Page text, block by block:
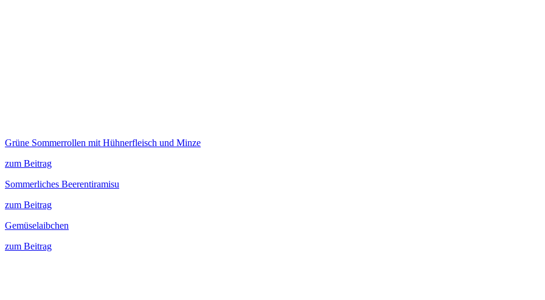
Grüne Sommerrollen mit Hühnerfleisch und Minze
zum Beitrag
Sommerliches Beerentiramisu
zum Beitrag
Gemüselaibchen
zum Beitrag